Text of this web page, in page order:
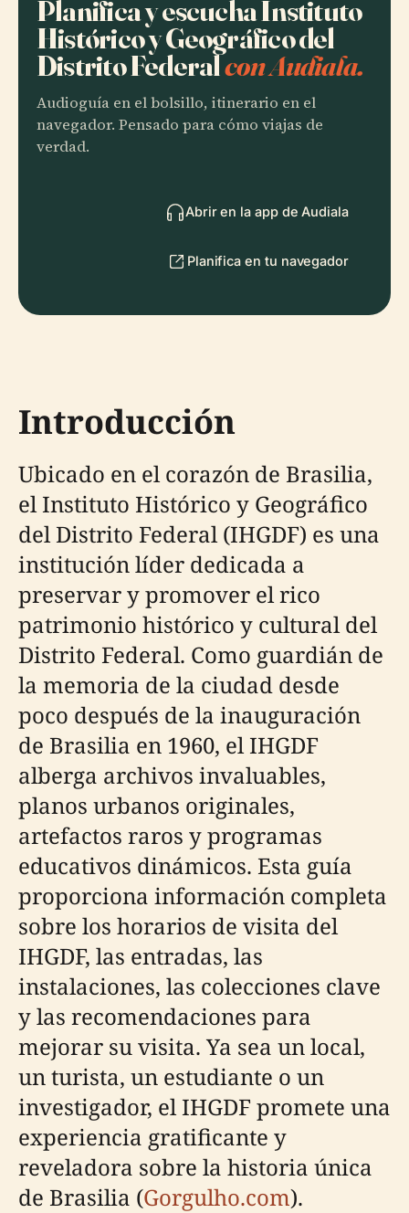
Planifica y escucha Instituto
Histórico y Geográfico del
Distrito Federalcon Audiala.
Audioguía en el bolsillo, itinerario en el
navegador. Pensado para cómo viajas de
verdad.
Abrir en la app de Audiala
Planifica en tu navegador
Introducción
Ubicado en el corazón de Brasilia,
el Instituto Histórico y Geográfico
del Distrito Federal (IHGDF) es una
institución líder dedicada a
preservar y promover el rico
patrimonio histórico y cultural del
Distrito Federal. Como guardián de
la memoria de la ciudad desde
poco después de la inauguración
de Brasilia en 1960, el IHGDF
alberga archivos invaluables,
planos urbanos originales,
artefactos raros y programas
educativos dinámicos. Esta guía
proporciona información completa
sobre los horarios de visita del
IHGDF, las entradas, las
instalaciones, las colecciones clave
y las recomendaciones para
mejorar su visita. Ya sea un local,
un turista, un estudiante o un
investigador, el IHGDF promete una
experiencia gratificante y
reveladora sobre la historia única
de Brasilia (Gorgulho.com).